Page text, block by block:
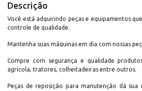
Descrição
Você está adquirindo peças e equipamentos
controle de qualidade.
Mantenha suas máquinas em dia com nossas
Compre com segurança e qualidade
agrícola, tratores, colheitadeiras entre outros.
Peças de reposição para manutenção dá